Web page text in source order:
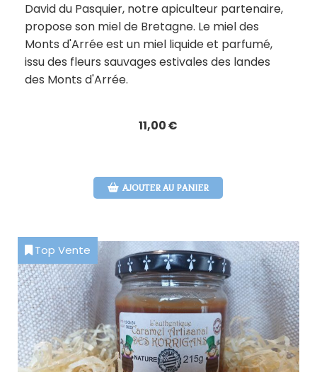
David du Pasquier, notre apiculteur partenaire,
propose son miel de Bretagne. Le miel des
Monts d'Arrée est un miel liquide et parfumé,
issu des fleurs sauvages estivales des landes
des Monts d'Arrée.
11,00€
AJOUTER AU PANIER
Top Vente